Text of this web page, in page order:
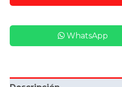
WhatsApp